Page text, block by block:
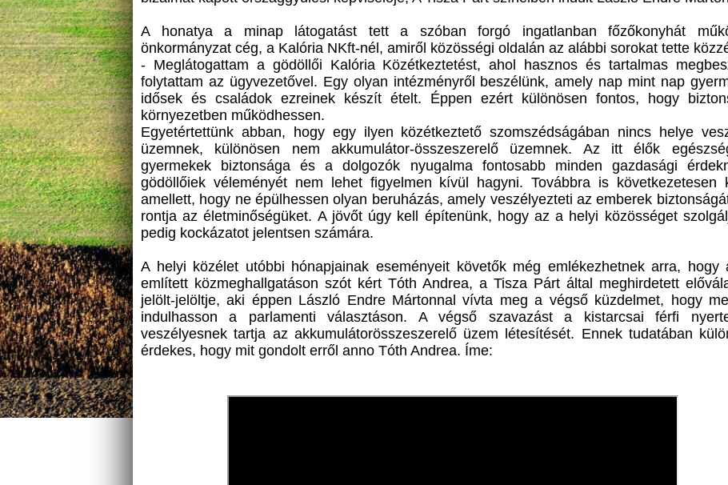
A honatya a minap látogatást tett a szóban forgó ingatlanban főzőkonyhát
önkormányzat cég, a Kalória NKft-nél, amiről közösségi oldalán az alábbi sorokat tette
- Meglátogattam a gödöllői Kalória Közétkeztetést, ahol hasznos és tartalmas
folytattam az ügyvezetővel. Egy olyan intézményről beszélünk, amely nap mint nap
idősek és családok ezreinek készít ételt. Éppen ezért különösen fontos, hogy
környezetben működhessen.
Egyetértettünk abban, hogy egy ilyen közétkeztető szomszédságában nincs helye
üzemnek, különösen nem akkumulátor-összeszerelő üzemnek. Az itt élők
gyermekek biztonsága és a dolgozók nyugalma fontosabb minden gazdasági
gödöllőiek véleményét nem lehet figyelmen kívül hagyni. Továbbra is következetesen
amellett, hogy ne épülhessen olyan beruházás, amely veszélyezteti az emberek
rontja az életminőségüket. A jövőt úgy kell építenünk, hogy az a helyi közösséget
pedig kockázatot jelentsen számára.
A helyi közélet utóbbi hónapjainak eseményeit követők még emlékezhetnek arra, hogy
említett közmeghallgatáson szót kért Tóth Andrea, a Tisza Párt által meghirdetett
jelölt-jelöltje, aki éppen László Endre Mártonnal vívta meg a végső küzdelmet, hogy
indulhasson a parlamenti választáson. A végső szavazást a kistarcsai férfi
veszélyesnek tartja az akkumulátorösszeszerelő üzem létesítését. Ennek tudatában
érdekes, hogy mit gondolt erről anno Tóth Andrea. Íme: